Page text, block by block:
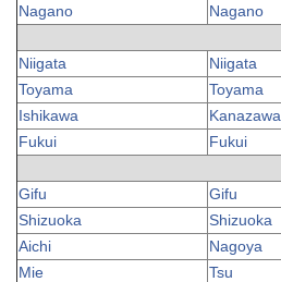
Nagano
Nagano
Niigata
Niigata
Toyama
Toyama
Ishikawa
Kanazawa
Fukui
Fukui
Gifu
Gifu
Shizuoka
Shizuoka
Aichi
Nagoya
Mie
Tsu